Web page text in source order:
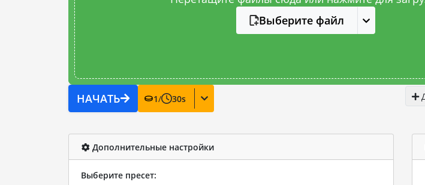
Выберите файл
НАЧАТЬ 1/ 30s
Дополнительные настройки
Выберите пресет: